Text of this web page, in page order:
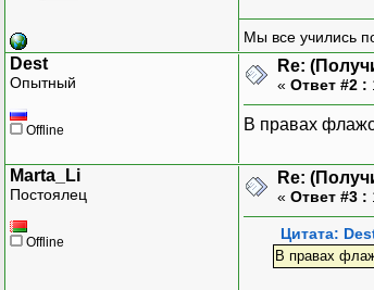
Мы все учились
Dest
Опытный
Offline
Re:
« Ответ #2 :
В правах
Marta_Li
Постоялец
Offline
Re:
« Ответ #3 :
Цитата:
В правах